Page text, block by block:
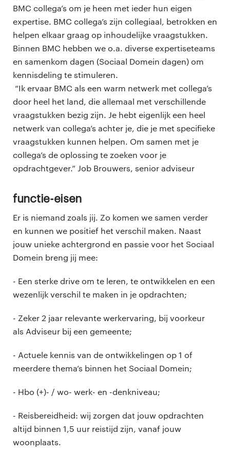
BMC collega’s om je heen met ieder hun eigen
expertise. BMC collega’s zijn collegiaal, betrokken en
helpen elkaar graag op inhoudelijke vraagstukken.
Binnen BMC hebben we o.a. diverse expertiseteams
en samenkom dagen (Sociaal Domein dagen) om
kennisdeling te stimuleren.
“Ik ervaar BMC als een warm netwerk met collega’s
door heel het land, die allemaal met verschillende
vraagstukken bezig zijn. Je hebt eigenlijk een heel
netwerk van collega’s achter je, die je met specifieke
vraagstukken kunnen helpen. Om samen met je
collega’s de oplossing te zoeken voor je
opdrachtgever.” Job Brouwers, senior adviseur
Functie-eisen
Er is niemand zoals jij. Zo komen we samen verder
en kunnen we positief het verschil maken. Naast
jouw unieke achtergrond en passie voor het Sociaal
Domein breng jij mee:
- Een sterke drive om te leren, te ontwikkelen en een
wezenlijk verschil te maken in je opdrachten;
- Zeker 2 jaar relevante werkervaring, bij voorkeur
als Adviseur bij een gemeente;
- Actuele kennis van de ontwikkelingen op 1 of
meerdere thema’s binnen het Sociaal Domein;
- Hbo (+)- / wo- werk- en -denkniveau;
- Reisbereidheid: wij zorgen dat jouw opdrachten
altijd binnen 1,5 uur reistijd zijn, vanaf jouw
woonplaats.